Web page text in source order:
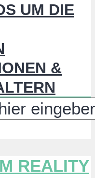
UM DIE
&